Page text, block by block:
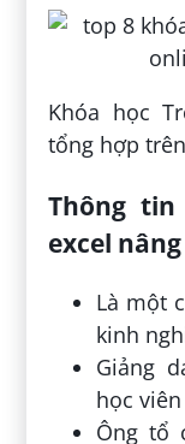
Khóa học
tổng hợp
Thông
excel
Là một
kinh
Giảng
học
Ông tổ